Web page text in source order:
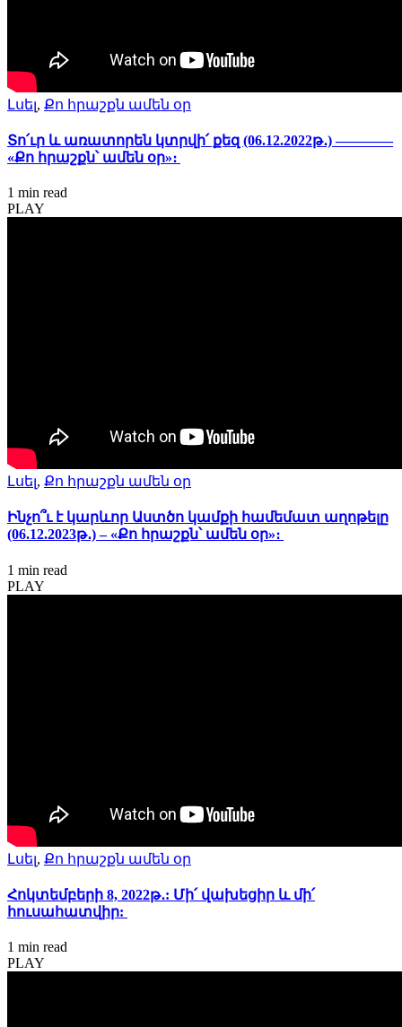
Լսել, Քո հրաշքն ամեն օր
Տո՛ւր և առատորեն կտրվի՛ քեզ (06.12.2022թ․) ————
«Քո հրաշքն՝ ամեն օր»։
1 min read
PLAY
Լսել, Քո հրաշքն ամեն օր
Ինչո՞ւ է կարևոր Աստծո կամքի համեմատ աղոթելը
(06.12.2023թ․) – «Քո հրաշքն՝ ամեն օր»։
1 min read
PLAY
Լսել, Քո հրաշքն ամեն օր
Հոկտեմբերի 8, 2022թ․: Մի՛ վախեցիր և մի՛
հուսահատվիր:
1 min read
PLAY